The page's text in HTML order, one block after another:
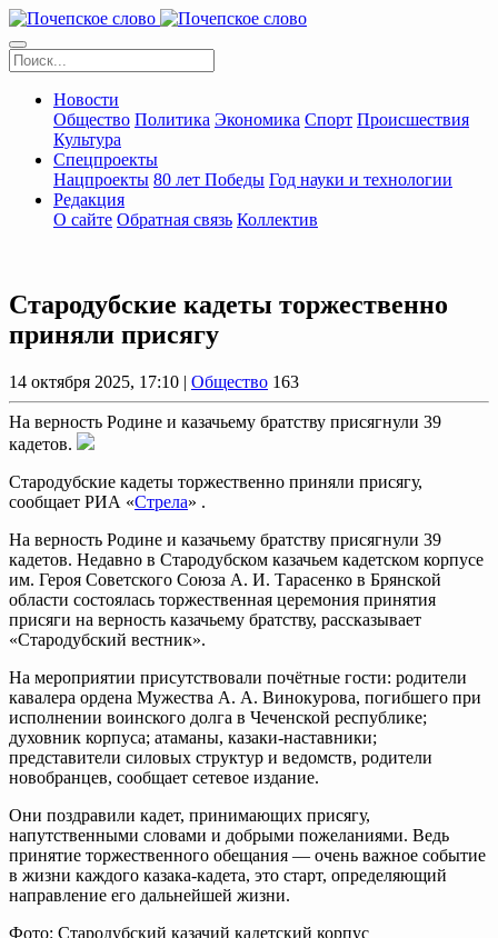
Новости
Общество Политика Экономика Спорт Происшествия
Культура
Спецпроекты
Нацпроекты 80 лет Победы Год науки и технологии
Редакция
О сайте Обратная связь Коллектив
Стародубские кадеты торжественно
приняли присягу
14 октября 2025, 17:10 | Общество 163
На верность Родине и казачьему братству присягнули 39
кадетов.
Стародубские кадеты торжественно приняли присягу,
сообщает РИА «Стрела» .
На верность Родине и казачьему братству присягнули 39
кадетов. Недавно в Стародубском казачьем кадетском корпусе
им. Героя Советского Союза А. И. Тарасенко в Брянской
области состоялась торжественная церемония принятия
присяги на верность казачьему братству, рассказывает
«Стародубский вестник».
На мероприятии присутствовали почётные гости: родители
кавалера ордена Мужества А. А. Винокурова, погибшего при
исполнении воинского долга в Чеченской республике;
духовник корпуса; атаманы, казаки-наставники;
представители силовых структур и ведомств, родители
новобранцев, сообщает сетевое издание.
Они поздравили кадет, принимающих присягу,
напутственными словами и добрыми пожеланиями. Ведь
принятие торжественного обещания — очень важное событие
в жизни каждого казака-кадета, это старт, определяющий
направление его дальнейшей жизни.
Фото: Стародубский казачий кадетский корпус